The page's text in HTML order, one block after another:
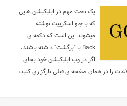
یک بحث مهم در اپلیکیشن هایی
که با جاوااسکریپت نوشته
میشوند این است که دکمه ی
Back یا "برگشت" داشته باشند،
اگر در وب اپلیکیشن خود بجای
را در همان صفحه ی قبلی بارگزاری کنید،